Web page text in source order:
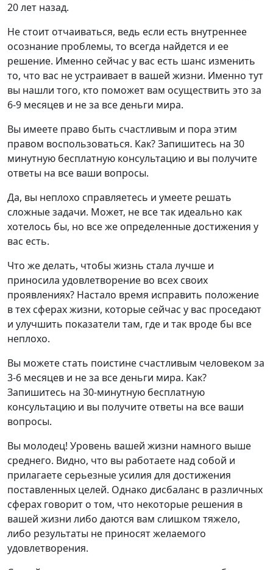
20 лет назад.
Не стоит отчаиваться, ведь если есть внутреннее
осознание проблемы, то всегда найдется и ее
решение. Именно сейчас у вас есть шанс изменить
то, что вас не устраивает в вашей жизни. Именно тут
вы нашли того, кто поможет вам осуществить это за
6-9 месяцев и не за все деньги мира.
Вы имеете право быть счастливым и пора этим
правом воспользоваться. Как? Запишитесь на 30
минутную бесплатную консультацию и вы получите
ответы на все ваши вопросы.
Да, вы неплохо справляетесь и умеете решать
сложные задачи. Может, не все так идеально как
хотелось бы, но все же определенные достижения у
вас есть.
Что же делать, чтобы жизнь стала лучше и
приносила удовлетворение во всех своих
проявлениях? Настало время исправить положение
в тех сферах жизни, которые сейчас у вас проседают
и улучшить показатели там, где и так вроде бы все
неплохо.
Вы можете стать поистине счастливым человеком за
3-6 месяцев и не за все деньги мира. Как?
Запишитесь на 30-минутную бесплатную
консультацию и вы получите ответы на все ваши
вопросы.
Вы молодец! Уровень вашей жизни намного выше
среднего. Видно, что вы работаете над собой и
прилагаете серьезные усилия для достижения
поставленных целей. Однако дисбаланс в различных
сферах говорит о том, что некоторые решения в
вашей жизни либо даются вам слишком тяжело,
либо результаты не приносят желаемого
удовлетворения.